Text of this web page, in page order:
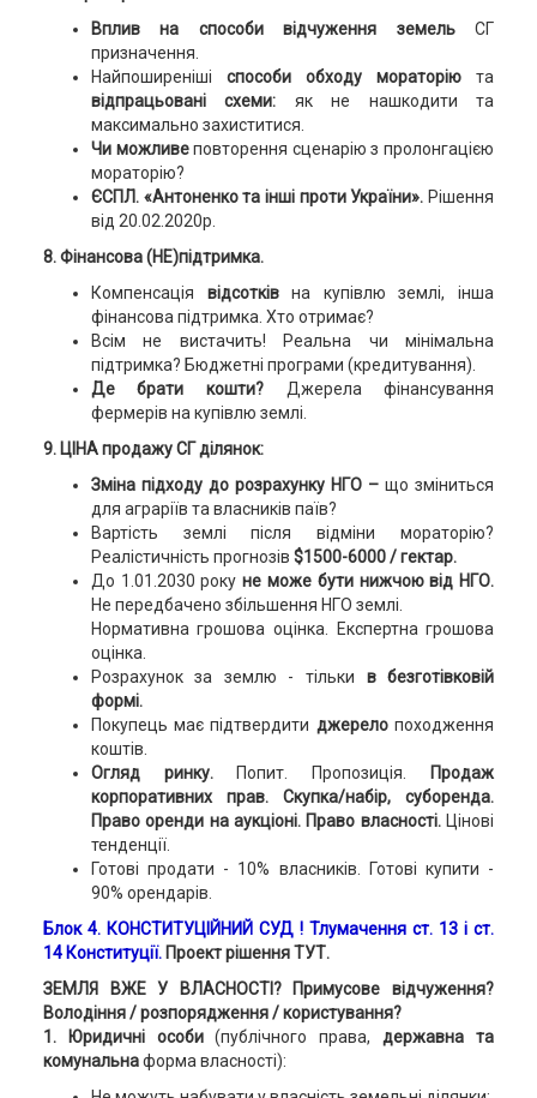
Вплив на способи відчуження земельСГ
призначення.
Найпоширеніші способи обходу мораторію та
відпрацьовані схеми: як не нашкодити та
максимально захиститися.
Чи можливеповторення сценарію з пролонгацією
мораторію?
ЄСПЛ. «Антоненко та інші проти України». Рішення
від 20.02.2020р.
8. Фінансова (НЕ)підтримка.
Компенсація відсотківна купівлю землі, інша
фінансова підтримка. Хто отримає?
Всім не вистачить! Реальна чи мінімальна
підтримка? Бюджетні програми (кредитування).
Де брати кошти? Джерела фінансування
фермерів на купівлю землі.
9. ЦІНА продажу СГ ділянок:
Зміна підходу до розрахунку НГО – що зміниться
для аграріїв та власників паїв?
Вартість землі після відміни мораторію?
Реалістичність прогнозів $1500-6000 / гектар.
До 1.01.2030 рокуне може бути нижчою від НГО.
Не передбачено збільшення НГО землі.
Нормативна грошова оцінка. Експертна грошова
оцінка.
Розрахунок за землю - тільки в безготівковій
формі.
Покупець має підтвердити джерелопоходження
коштів.
Огляд ринку. Попит. Пропозиція.
Продаж
корпоративних прав. Скупка/набір, суборенда.
Право оренди на аукціоні. Право власності. Цінові
тенденції.
Готові продати - 10% власників. Готові купити -
90% орендарів.
Блок 4. КОНСТИТУЦІЙНИЙ СУД!Тлумачення ст. 13 і ст.
14 Конституції. Проект рішення ТУТ.
ЗЕМЛЯ ВЖЕ У ВЛАСНОСТІ? Примусове відчуження?
Володіння / розпорядження / користування?
1. Юридичні особи(публічного права,державна та
комунальнаформа власності):